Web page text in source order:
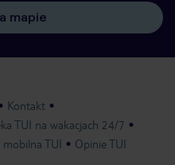
mapie
Kontakt
TUI na wakacjach 24/7
mobilna TUI Opinie TUI